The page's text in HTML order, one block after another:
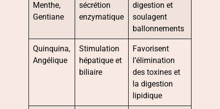
Menthe,
Gentiane
sécrétion
enzymatique
digestion et
soulagent
ballonnements
Quinquina,
Angélique
Stimulation
hépatique et
biliaire
Favorisent
l’élimination
des toxines et
la digestion
lipidique